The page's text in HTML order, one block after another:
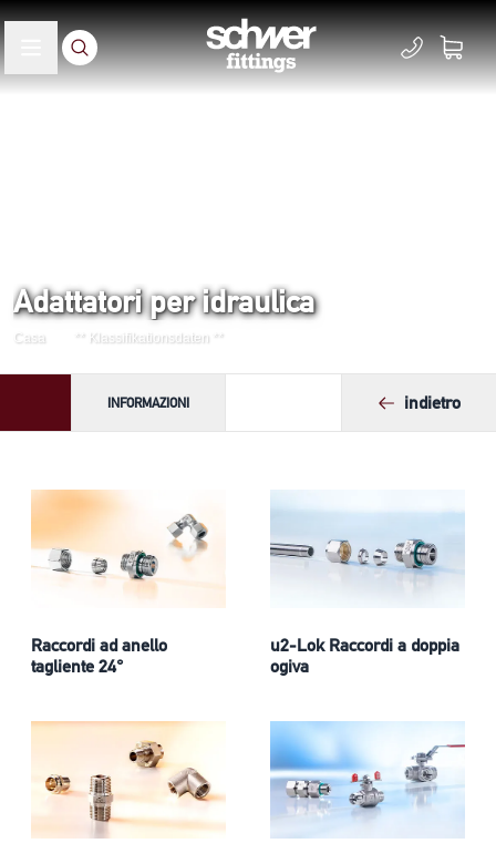
Adattatori per idraulica
Casa ** Klassifikationsdaten **
INFORMAZIONI indietro
Raccordi ad anello
tagliente 24°
u2-Lok Raccordi a doppia
ogiva